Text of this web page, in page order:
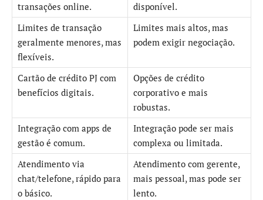
transações online.
disponível.
Limites de transação
geralmente menores, mas
flexíveis.
Limites mais altos, mas
podem exigir negociação.
Cartão de crédito PJ com
benefícios digitais.
Opções de crédito
corporativo e mais
robustas.
Integração com apps de
gestão é comum.
Integração pode ser mais
complexa ou limitada.
Atendimento via
chat/telefone, rápido para
o básico.
Atendimento com gerente,
mais pessoal, mas pode ser
lento.